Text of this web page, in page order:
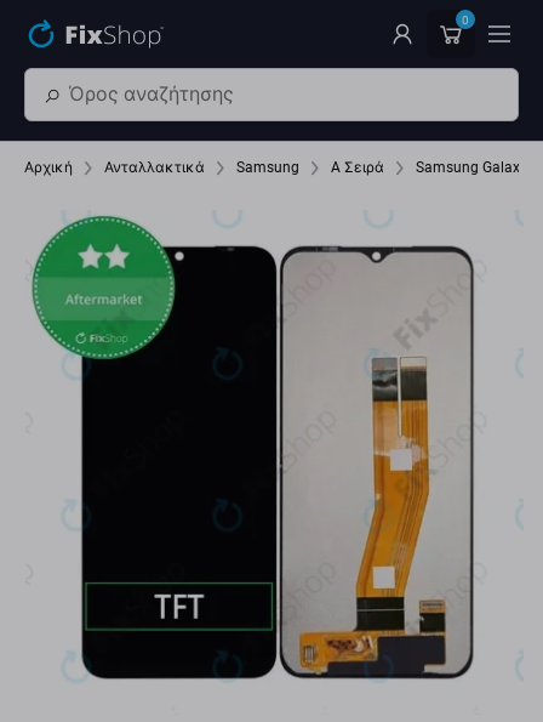
0
Αρχική Ανταλλακτικά Samsung A Σειρά Samsung Galaxy